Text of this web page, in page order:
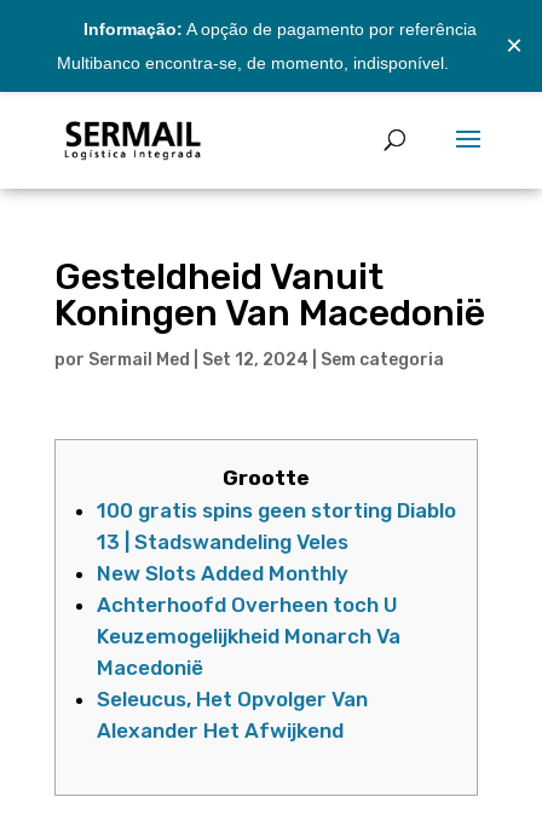
Informação: A opção de pagamento por referência
Multibanco encontra-se, de momento, indisponível.
×
Gesteldheid Vanuit
Koningen Van Macedonië
por Sermail Med Set 12, 2024 Sem categoria
Grootte
100 gratis spins geen storting Diablo
13 | Stadswandeling Veles
New Slots Added Monthly
Achterhoofd Overheen toch U
Keuzemogelijkheid Monarch Va
Macedonië
Seleucus, Het Opvolger Van
Alexander Het Afwijkend